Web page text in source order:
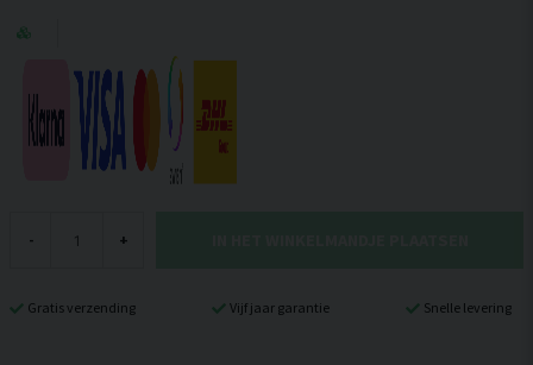
- +
Gratis verzending Vijf jaar garantie Snelle levering